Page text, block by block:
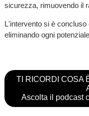
sicurezza, rimuovendo il
L'intervento si è
eliminando ogni
TI RICORDI COSA
Ascolta il podcast